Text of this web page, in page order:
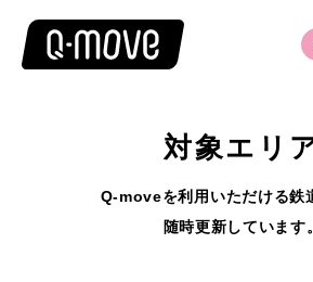
対象エリ
Q-moveを利用いただける鉄
随時更新しています。